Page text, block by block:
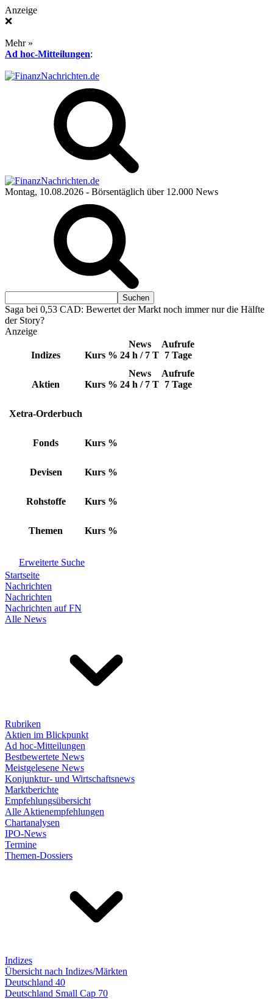
Anzeige
❌
Mehr »
Ad hoc-Mitteilungen:
Montag, 10.08.2026 - Börsentäglich über 12.000 News
Saga bei 0,53 CAD: Bewertet der Markt noch immer nur die Hälfte
der Story?
Anzeige
Indizes Kurs %
News
24 h / 7 T
Aufrufe
7 Tage
Aktien Kurs %
News
24 h / 7 T
Aufrufe
7 Tage
Xetra-Orderbuch
Fonds Kurs %
Devisen Kurs %
Rohstoffe Kurs %
Themen Kurs %
Erweiterte Suche
Startseite
Nachrichten
Nachrichten
Nachrichten auf FN
Alle News
Rubriken
Aktien im Blickpunkt
Ad hoc-Mitteilungen
Bestbewertete News
Meistgelesene News
Konjunktur- und Wirtschaftsnews
Marktberichte
Empfehlungsübersicht
Alle Aktienempfehlungen
Chartanalysen
IPO-News
Termine
Themen-Dossiers
Indizes
Übersicht nach Indizes/Märkten
Deutschland 40
Deutschland Small Cap 70